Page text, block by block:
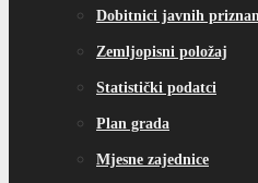
Dobitnici javnih
Zemljopisni položaj
Statistički podatci
Plan grada
Mjesne zajednice